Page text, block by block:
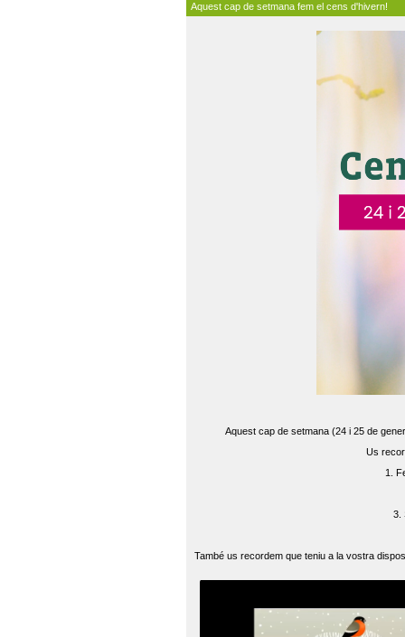
Aquest cap de setmana fem el cens d'hivern!
Aquest cap de setmana (24 i 25 de
Us
1.
3.
També us recordem que teniu a la vostra